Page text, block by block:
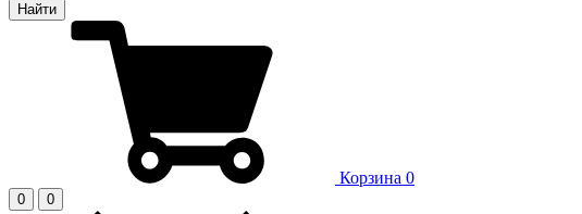
Найти
Корзина 0
0 0